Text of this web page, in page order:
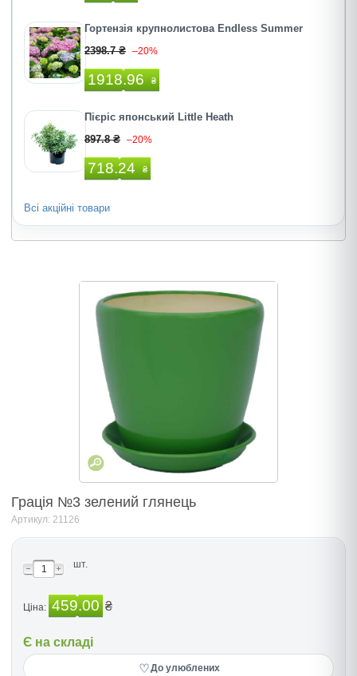
Гортензія крупнолистова Endless Summer
2398.7 ₴ –20%
1918.96 ₴
Пієріс японський Little Heath
897.8 ₴ –20%
718.24 ₴
Всі акційні товари
Грація №3 зелений глянець
Артикул: 21126
шт.
Ціна: 459.00 ₴
Є на складі
♡До улюблених